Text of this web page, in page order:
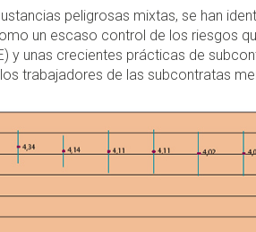
peligrosas mixtas, se han
un escaso control de los riesgos
y unas crecientes prácticas de
los trabajadores de las subcontratas